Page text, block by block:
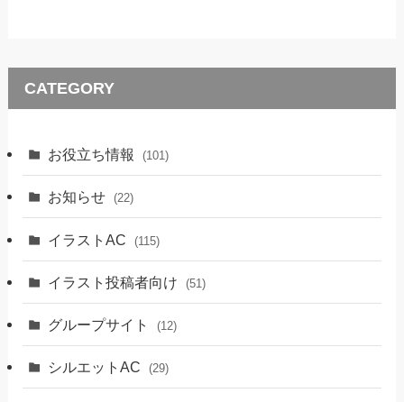
CATEGORY
お役立ち情報 (101)
お知らせ (22)
イラストAC (115)
イラスト投稿者向け (51)
グループサイト (12)
シルエットAC (29)